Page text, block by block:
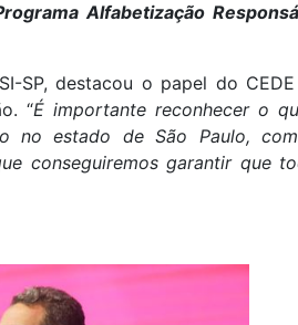
Alfabetização
SP, destacou o papel do
“É importante reconhecer o
no estado de São Paulo,
conseguiremos garantir que